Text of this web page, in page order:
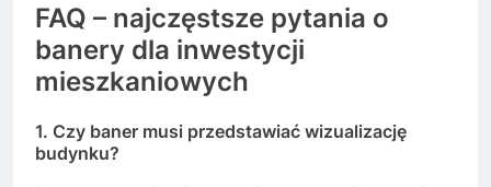
FAQ – najczęstsze pytania o
banery dla inwestycji
mieszkaniowych
1. Czy baner musi przedstawiać wizualizację
budynku?